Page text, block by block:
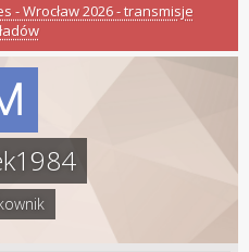
- Wrocław 2026 - transmisje